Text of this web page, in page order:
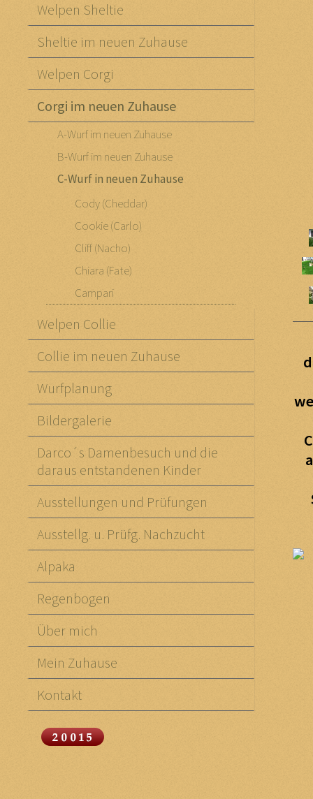
Welpen Sheltie
Sheltie im neuen Zuhause
Welpen Corgi
Corgi im neuen Zuhause
A-Wurf im neuen Zuhause
B-Wurf im neuen Zuhause
C-Wurf in neuen Zuhause
Cody (Cheddar)
Cookie (Carlo)
Cliff (Nacho)
Chiara (Fate)
Campari
Welpen Collie
Collie im neuen Zuhause
Wurfplanung
Bildergalerie
Darco´s Damenbesuch und die
daraus entstandenen Kinder
Ausstellungen und Prüfungen
Ausstellg. u. Prüfg. Nachzucht
Alpaka
Regenbogen
Über mich
Mein Zuhause
Kontakt